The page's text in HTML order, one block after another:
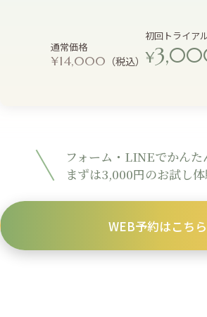
通常価格
¥14,000 （税込）
初回トライア
¥
フォーム・LINEでかんた
まずは3,000円のお試し
WEB予約はこちら